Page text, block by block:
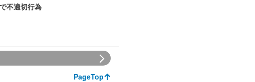
不適切行為
PageTop